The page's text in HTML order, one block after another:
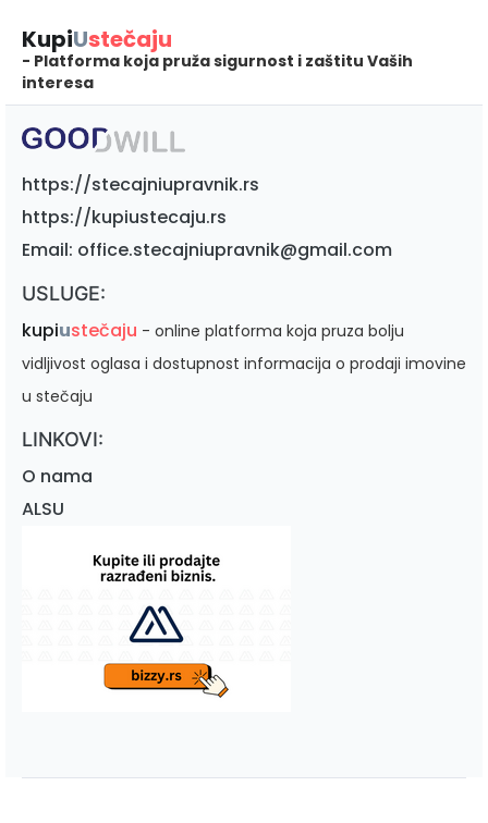
KupiUstečaju
- Platforma koja pruža sigurnost i zaštitu Vaših
interesa
https://stecajniupravnik.rs
https://kupiustecaju.rs
Email: office.stecajniupravnik@gmail.com
USLUGE:
kupiustečaju - online platforma koja pruza bolju
vidljivost oglasa i dostupnost informacija o prodaji imovine
u stečaju
LINKOVI:
O nama
ALSU